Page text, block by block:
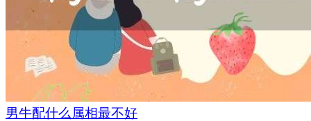
男牛配什么属相最不好